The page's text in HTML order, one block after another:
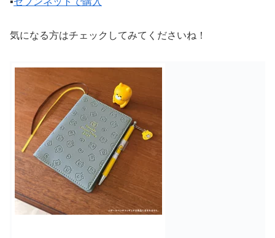
気になる方はチェックしてみてくださいね！